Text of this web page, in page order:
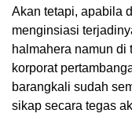
Akan tetapi, apabila
menginsiasi
halmahera namun di
korporat
barangkali sudah
sikap secara tegas